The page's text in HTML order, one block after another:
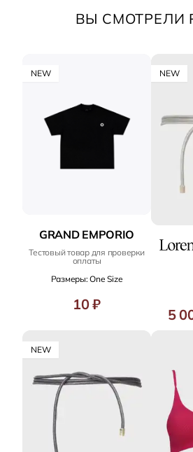
ВЫ СМОТРЕЛИ
NEW
GRAND EMPORIO
Тестовый товар для проверки
оплаты
Размеры: One Size
10 ₽
NEW
5
NEW